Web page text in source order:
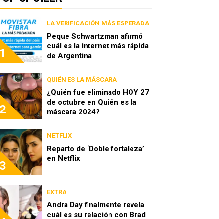
1
LA VERIFICACIÓN MÁS ESPERADA
Peque Schwartzman afirmó
cuál es la internet más rápida
de Argentina
2
QUIÉN ES LA MÁSCARA
¿Quién fue eliminado HOY 27
de octubre en Quién es la
máscara 2024?
3
NETFLIX
Reparto de ‘Doble fortaleza’
en Netflix
EXTRA
Andra Day finalmente revela
cuál es su relación con Brad